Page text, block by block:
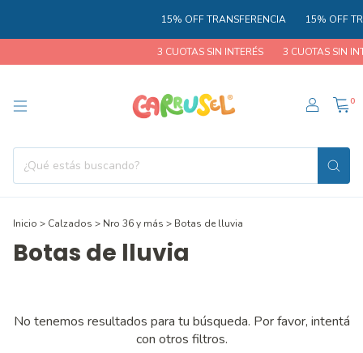
15% OFF TRANSFERENCIA 15% OFF
3 CUOTAS SIN INTERÉS 3 CUOTAS SIN
0
Inicio > Calzados > Nro 36 y más > Botas de lluvia
Botas de lluvia
No tenemos resultados para tu búsqueda. Por favor, intentá
con otros filtros.